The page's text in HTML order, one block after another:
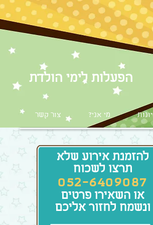
​הפעלות לימי הולדת
צור קשר ?מי אני
להזמנת אירוע שלא
תרצו לשכוח
052-6409087
או השאירו פרטים
ונשמח לחזור אליכם​